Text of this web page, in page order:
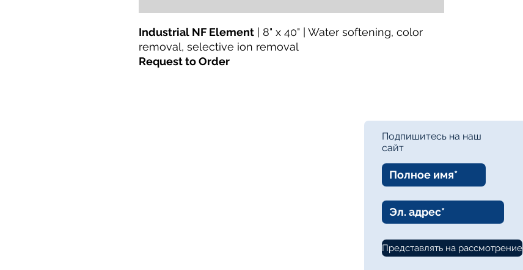
Industrial NF Element | 8" x 40" | Water softening, color
removal, selective ion removal
Request to Order
Подпишитесь на наш
сайт
Представлять на рассмотрение